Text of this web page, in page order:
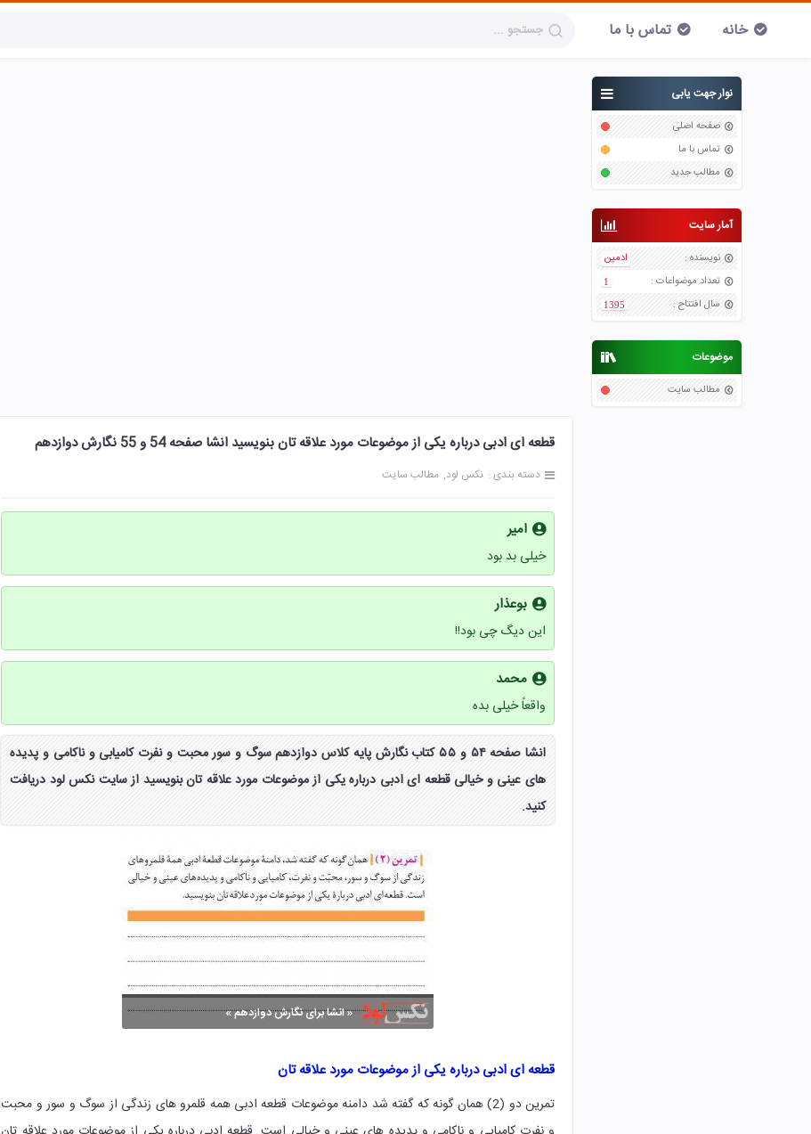
خانه تماس با ما
نوار جهت یابی
صفحه اصلی
تماس با ما
مطالب جدید
آمار سایت
نویسنده :
ادمین
تعداد موضواعات :
1
سال افتتاح :
1395
موضوعات
مطالب سایت
قطعه ای ادبی درباره یکی از موضوعات مورد علاقه تان بنویسید انشا صفحه 54 و 55 نگارش دوازدهم
دسته بندی : نکس لود مطالب سایت
امیر
خیلی بد بود
بوعذار
این دیگ چی بود!!
محمد
واقعاً خیلی بده
انشا صفحه ۵۴ و ۵۵ کتاب نگارش پایه کلاس دوازدهم سوگ و سور محبت و نفرت کامیابی و ناکامی و پدیده
های عینی و خیالی قطعه ای ادبی درباره یکی از موضوعات مورد علاقه تان بنویسید از سایت نکس لود دریافت
کنید.
قطعه ای ادبی درباره یکی از موضوعات مورد علاقه تان
تمرین دو (2) همان گونه که گفته شد دامنه موضوعات قطعه ادبی همه قلمرو های زندگی از سوگ و سور و محبت